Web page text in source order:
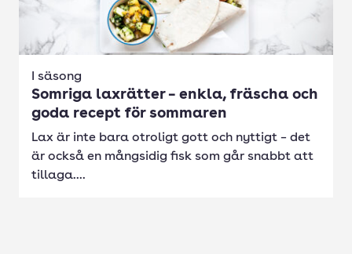
I säsong
Somriga laxrätter – enkla, fräscha och
goda recept för sommaren
Lax är inte bara otroligt gott och nyttigt – det
är också en mångsidig fisk som går snabbt att
tillaga....